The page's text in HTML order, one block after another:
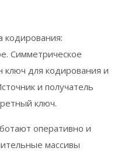
кодирования:
Симметрическое
для кодирования и
и получатель
ключ.
оперативно и
массивы